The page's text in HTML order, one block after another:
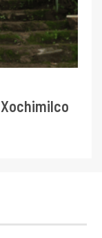
Xochimilco